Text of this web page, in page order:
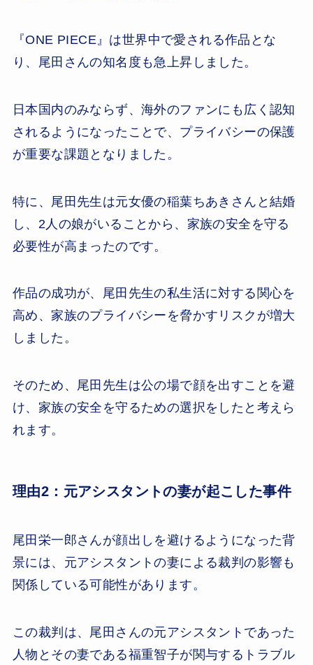
『ONE PIECE』は世界中で愛される作品とな
り、尾田さんの知名度も急上昇しました。
日本国内のみならず、海外のファンにも広く認知
されるようになったことで、プライバシーの保護
が重要な課題となりました。
特に、尾田先生は元女優の稲葉ちあきさんと結婚
し、2人の娘がいることから、家族の安全を守る
必要性が高まったのです。
作品の成功が、尾田先生の私生活に対する関心を
高め、家族のプライバシーを脅かすリスクが増大
しました。
そのため、尾田先生は公の場で顔を出すことを避
け、家族の安全を守るための選択をしたと考えら
れます。
理由2：元アシスタントの妻が起こした事件
尾田栄一郎さんが顔出しを避けるようになった背
景には、元アシスタントの妻による裁判の影響も
関係している可能性があります。
この裁判は、尾田さんの元アシスタントであった
人物とその妻である福重智子が関与するトラブル